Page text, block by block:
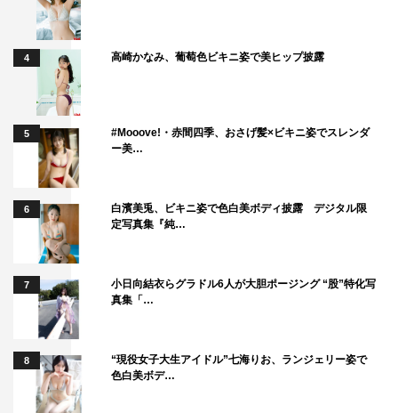
4 高崎かなみ、葡萄色ビキニ姿で美ヒップ披露
5
#Mooove!・赤間四季、おさげ髪×ビキニ姿でスレンダ
ー美…
6
白濱美兎、ビキニ姿で色白美ボディ披露 デジタル限
定写真集『純…
7
小日向結衣らグラドル6人が大胆ポージング “股”特化写
真集「…
8
“現役女子大生アイドル”七海りお、ランジェリー姿で
色白美ボデ…